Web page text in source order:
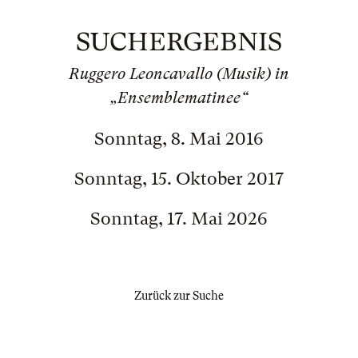
SUCHERGEBNIS
Ruggero Leoncavallo (Musik) in
„Ensemblematinee“
Sonntag, 8. Mai 2016
Sonntag, 15. Oktober 2017
Sonntag, 17. Mai 2026
Zurück zur Suche